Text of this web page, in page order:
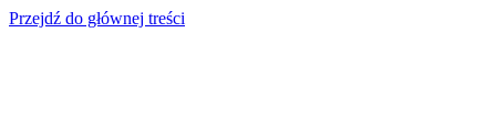
Przejdź do głównej treści